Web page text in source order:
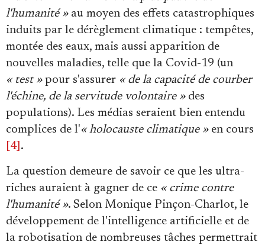
l'humanité »au moyen des effets catastrophiques
induits par le dérèglement climatique : tempêtes,
montée des eaux, mais aussi apparition de
nouvelles maladies, telle que la Covid-19 (un
« test »pour s'assurer « de la capacité de courber
l'échine, de la servitude volontaire »des
populations). Les médias seraient bien entendu
complices de l'« holocauste climatique »en cours
[4] .
La question demeure de savoir ce que les ultra-
riches auraient à gagner de ce « crime contre
l'humanité ». Selon Monique Pinçon-Charlot, le
développement de l'intelligence artificielle et de
la robotisation de nombreuses tâches permettrait